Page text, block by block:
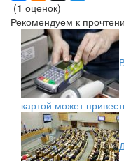
(1 оценок)
Рекомендуем к
картой может